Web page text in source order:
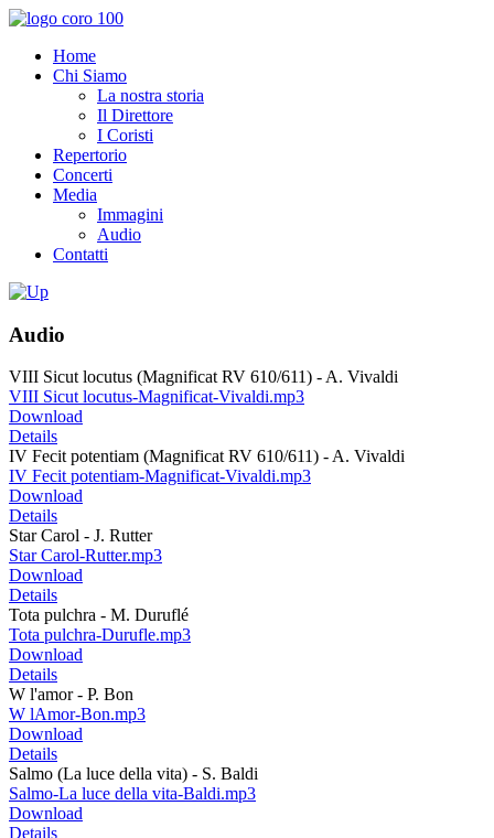
Home
Chi Siamo
La nostra storia
Il Direttore
I Coristi
Repertorio
Concerti
Media
Immagini
Audio
Contatti
Audio
VIII Sicut locutus (Magnificat RV 610/611) - A. Vivaldi
VIII Sicut locutus-Magnificat-Vivaldi.mp3
Download
Details
IV Fecit potentiam (Magnificat RV 610/611) - A. Vivaldi
IV Fecit potentiam-Magnificat-Vivaldi.mp3
Download
Details
Star Carol - J. Rutter
Star Carol-Rutter.mp3
Download
Details
Tota pulchra - M. Duruflé
Tota pulchra-Durufle.mp3
Download
Details
W l'amor - P. Bon
W lAmor-Bon.mp3
Download
Details
Salmo (La luce della vita) - S. Baldi
Salmo-La luce della vita-Baldi.mp3
Download
Details